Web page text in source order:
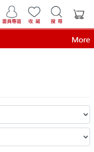
家
這裡
獲行政院環境部網購包